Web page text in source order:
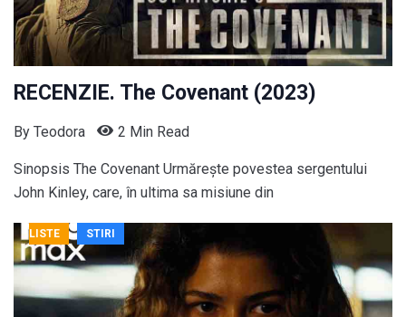
RECENZIE. The Covenant (2023)
By Teodora 2 Min Read
Sinopsis The Covenant Urmărește povestea sergentului
John Kinley, care, în ultima sa misiune din
LISTE STIRI